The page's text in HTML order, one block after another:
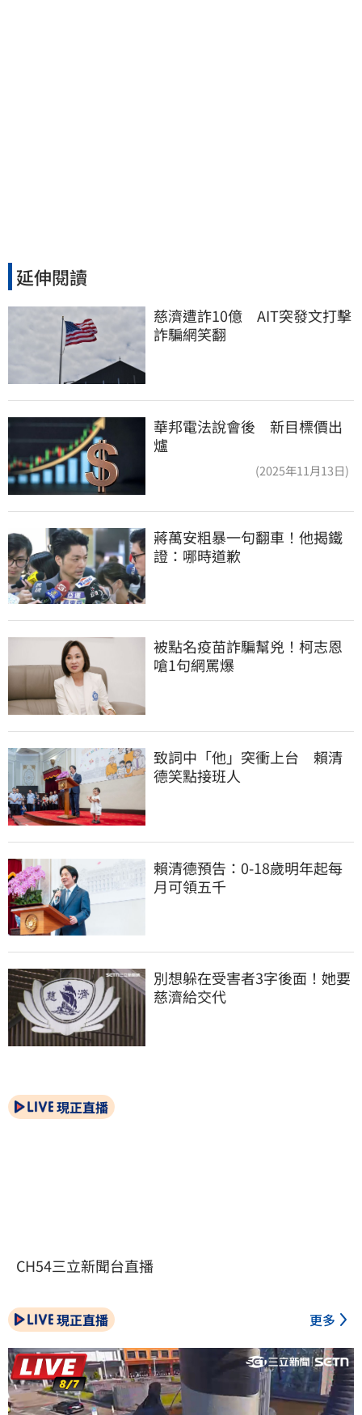
延伸閱讀
慈濟遭詐10億　AIT突發文打擊
詐騙網笑翻
華邦電法說會後 新目標價出
爐
(2025年11月13日)
蔣萬安粗暴一句翻車！他揭鐵
證：哪時道歉
被點名疫苗詐騙幫兇！柯志恩
嗆1句網罵爆
致詞中「他」突衝上台　賴清
德笑點接班人
賴清德預告：0-18歲明年起每
月可領五千
別想躲在受害者3字後面！她要
慈濟給交代
現正直播
CH54三立新聞台直播
現正直播 更多